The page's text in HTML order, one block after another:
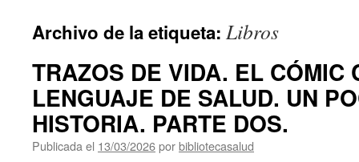
Archivo de la etiqueta: Libros
TRAZOS DE VIDA. EL CÓMIC
LENGUAJE DE SALUD. UN
HISTORIA. PARTE DOS.
Publicada el 13/03/2026porbibliotecasalud